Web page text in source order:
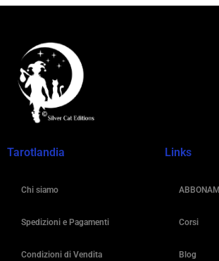
Tarotlandia
Chi siamo
Spedizioni e Pagamenti
Condizioni di Vendita
Links
Corsi
Blog